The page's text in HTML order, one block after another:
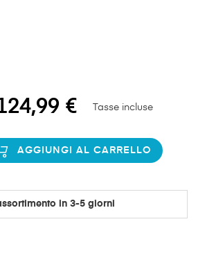
€ Tasse incluse
AGGIUNGI AL CARRELLO
in 3-5 giorni